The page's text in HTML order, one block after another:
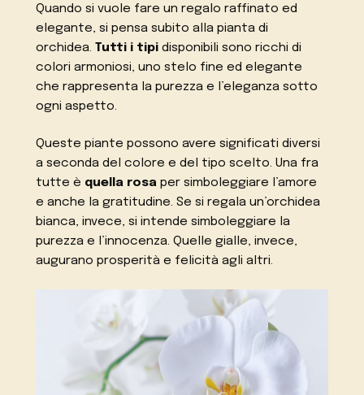
Quando si vuole fare un regalo raffinato ed
elegante, si pensa subito alla pianta di
orchidea.Tutti i tipi disponibili sono ricchi di
colori armoniosi, uno stelo fine ed elegante
che rappresenta la purezza e l’eleganza sotto
ogni aspetto.
Queste piante possono avere significati diversi
a seconda del colore e del tipo scelto. Una fra
tutte è quella rosa per simboleggiare l’amore
e anche la gratitudine. Se si regala un’orchidea
bianca, invece, si intende simboleggiare la
purezza e l’innocenza. Quelle gialle, invece,
augurano prosperità e felicità agli altri.